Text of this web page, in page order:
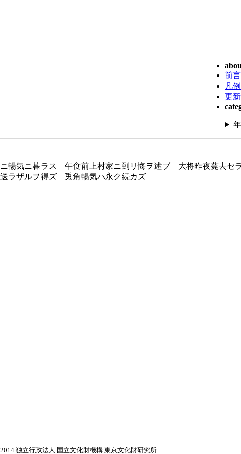
前言
凡例
更
ニ暮ラス 午食前上村家ニ到リ悔ヲ述ブ 大将昨夜薨去セ
ラザルヲ得ズ 兎角暢気ハ永ク続カズ
独立行政法人 国立文化財機構 東京文化財研究所